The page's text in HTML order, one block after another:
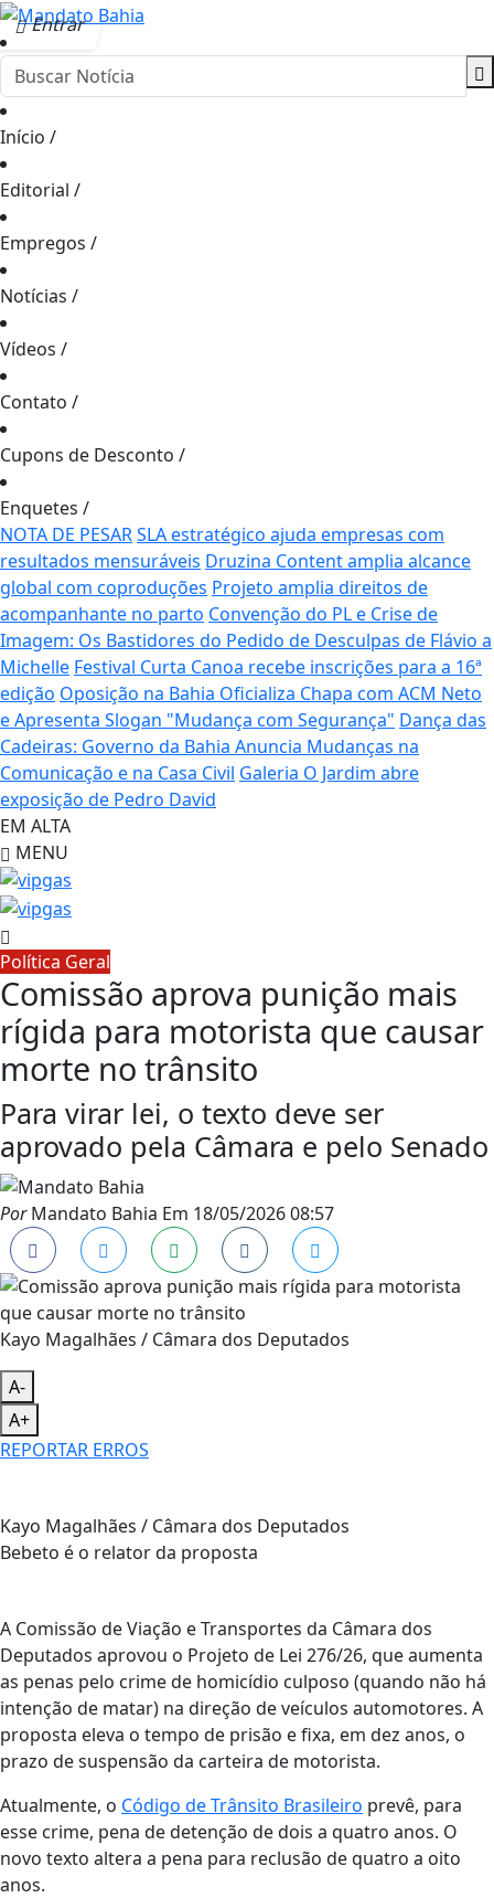
Entrar
Início /
Editorial /
Empregos /
Notícias /
Vídeos /
Contato /
Cupons de Desconto /
Enquetes /
NOTA DE PESARSLA estratégico ajuda empresas com
resultados mensuráveis Druzina Content amplia alcance
global com coproduções Projeto amplia direitos de
acompanhante no parto Convenção do PL e Crise de
Imagem: Os Bastidores do Pedido de Desculpas de Flávio a
Michelle Festival Curta Canoa recebe inscrições para a 16ª
edição Oposição na Bahia Oficializa Chapa com ACM Neto
e Apresenta Slogan "Mudança com Segurança" Dança das
Cadeiras: Governo da Bahia Anuncia Mudanças na
Comunicação e na Casa Civil Galeria O Jardim abre
exposição de Pedro David
EM ALTA
MENU
Política Geral
Comissão aprova punição mais
rígida para motorista que causar
morte no trânsito
Para virar lei, o texto deve ser
aprovado pela Câmara e pelo Senado
PorMandato Bahia Em 18/05/2026 08:57
Kayo Magalhães / Câmara dos Deputados
A-
A+
REPORTAR ERROS
Kayo Magalhães / Câmara dos Deputados
Bebeto é o relator da proposta
A Comissão de Viação e Transportes da Câmara dos
Deputados aprovou o Projeto de Lei 276/26, que aumenta
as penas pelo crime de homicídio culposo (quando não há
intenção de matar) na direção de veículos automotores. A
proposta eleva o tempo de prisão e fixa, em dez anos, o
prazo de suspensão da carteira de motorista.
Atualmente, o Código de Trânsito Brasileiro prevê, para
esse crime, pena de detenção de dois a quatro anos. O
novo texto altera a pena para reclusão de quatro a oito
anos.